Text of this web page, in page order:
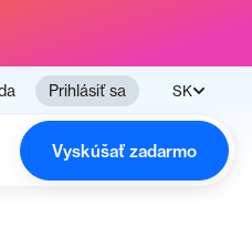
Prihlásiť sa SK
Vyskúšať zadarmo